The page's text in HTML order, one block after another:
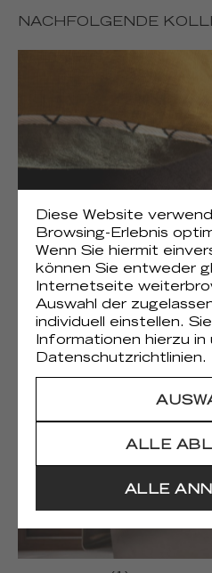
NACHFOLGENDE
Gaia (1)
Diese Website
Browsing-Erlebnis
Wenn Sie hiermit
können Sie entweder
Internetseite
Auswahl der
individuell einstellen.
Informationen hierzu in
Datenschutzrichtlinien.
ALLE
ALLE